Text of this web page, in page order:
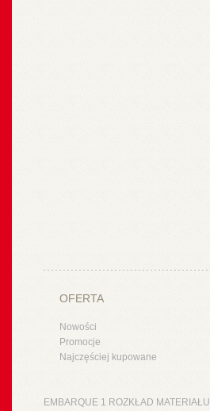
OFERTA
Nowości
Promocje
Najczęściej kupowane
EMBARQUE 1 ROZKŁAD MATERIAŁU